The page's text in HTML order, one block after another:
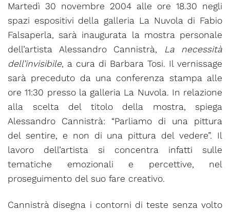
Martedì 30 novembre 2004 alle ore 18.30 negli
spazi espositivi della galleria La Nuvola di Fabio
Falsaperla, sarà inaugurata la mostra personale
dell’artista Alessandro Cannistrà, La necessità
dell’invisibile, a cura di Barbara Tosi. Il vernissage
sarà preceduto da una conferenza stampa alle
ore 11:30 presso la galleria La Nuvola. In relazione
alla scelta del titolo della mostra, spiega
Alessandro Cannistrà: “Parliamo di una pittura
del sentire, e non di una pittura del vedere”. Il
lavoro dell’artista si concentra infatti sulle
tematiche emozionali e percettive, nel
proseguimento del suo fare creativo.
Cannistrà disegna i contorni di teste senza volto